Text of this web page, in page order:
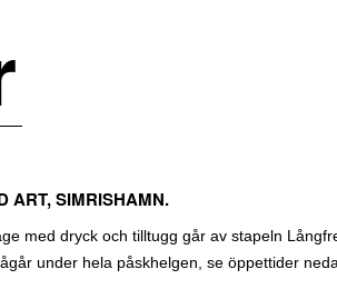
ART, SIMRISHAMN.
med dryck och tilltugg går av stapeln
under hela påskhelgen, se öppettider